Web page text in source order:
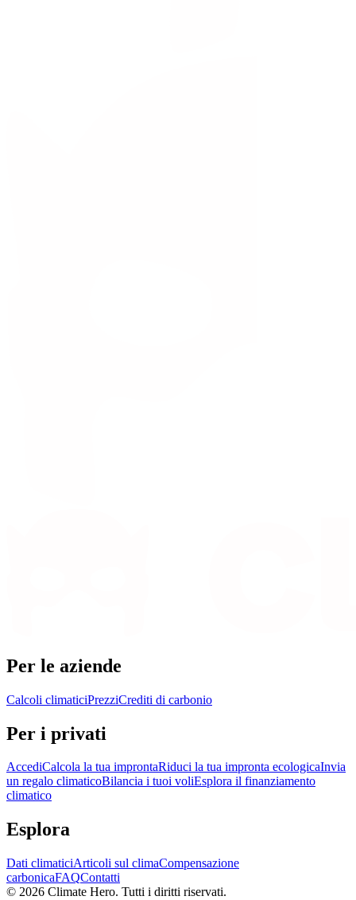
Per le aziende
Calcoli climaticiPrezziCrediti di carbonio
Per i privati
AccediCalcola la tua improntaRiduci la tua impronta ecologicaInvia
un regalo climaticoBilancia i tuoi voliEsplora il finanziamento
climatico
Esplora
Dati climaticiArticoli sul climaCompensazione
carbonicaFAQContatti
© 2026 Climate Hero. Tutti i diritti riservati.